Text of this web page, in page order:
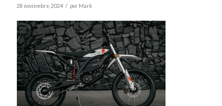
28 noviembre, 2024 / por Mark